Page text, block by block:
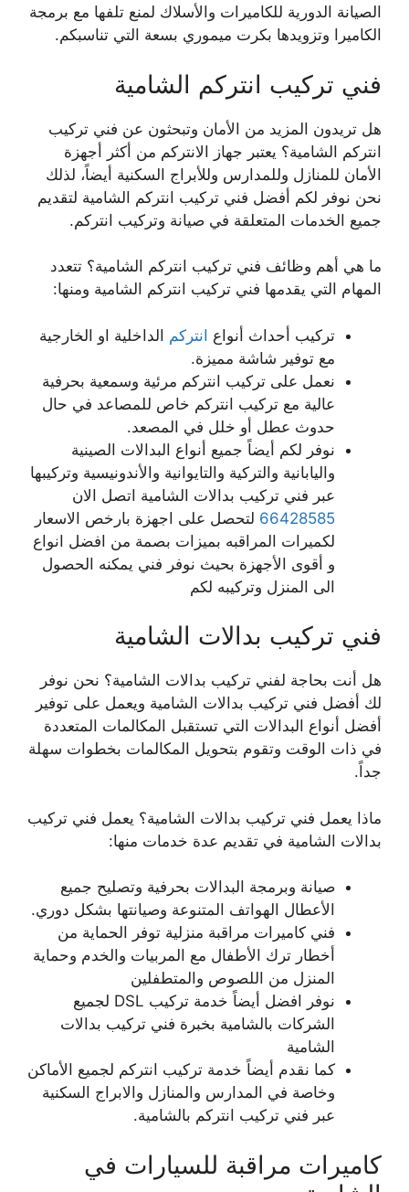
الصيانة الدورية للكاميرات والأسلاك لمنع تلفها مع برمجة
الكاميرا وتزويدها بكرت ميموري بسعة التي تناسبكم.
فني تركيب انتركم الشامية
هل تريدون المزيد من الأمان وتبحثون عن فني تركيب
انتركم الشامية؟ يعتبر جهاز الانتركم من أكثر أجهزة
الأمان للمنازل وللمدارس وللأبراج السكنية أيضاً، لذلك
نحن نوفر لكم أفضل فني تركيب انتركم الشامية لتقديم
جميع الخدمات المتعلقة في صيانة وتركيب انتركم.
ما هي أهم وظائف فني تركيب انتركم الشامية؟ تتعدد
المهام التي يقدمها فني تركيب انتركم الشامية ومنها:
تركيب أحداث أنواع انتركم الداخلية او الخارجية
مع توفير شاشة مميزة.
نعمل على تركيب انتركم مرئية وسمعية بحرفية
عالية مع تركيب انتركم خاص للمصاعد في حال
حدوث عطل أو خلل في المصعد.
نوفر لكم أيضاً جميع أنواع البدالات الصينية
واليابانية والتركية والتايوانية والأندونيسية وتركيبها
عبر فني تركيب بدالات الشامية اتصل الان
66428585 لتحصل على اجهزة بارخص الاسعار
لكميرات المراقبه بميزات بصمة من افضل انواع
و أقوى الأجهزة بحيث نوفر فني يمكنه الحصول
الى المنزل وتركيبه لكم
فني تركيب بدالات الشامية
هل أنت بحاجة لفني تركيب بدالات الشامية؟ نحن نوفر
لك أفضل فني تركيب بدالات الشامية ويعمل على توفير
أفضل أنواع البدالات التي تستقبل المكالمات المتعددة
في ذات الوقت وتقوم بتحويل المكالمات بخطوات سهلة
جداً.
ماذا يعمل فني تركيب بدالات الشامية؟ يعمل فني تركيب
بدالات الشامية في تقديم عدة خدمات منها:
صيانة وبرمجة البدالات بحرفية وتصليح جميع
الأعطال الهواتف المتنوعة وصيانتها بشكل دوري.
فني كاميرات مراقبة منزلية توفر الحماية من
أخطار ترك الأطفال مع المربيات والخدم وحماية
المنزل من اللصوص والمتطفلين
نوفر افضل أيضاً خدمة تركيب DSL لجميع
الشركات بالشامية بخبرة فني تركيب بدالات
الشامية
كما نقدم أيضاً خدمة تركيب انتركم لجميع الأماكن
وخاصة في المدارس والمنازل والابراج السكنية
عبر فني تركيب انتركم بالشامية.
كاميرات مراقبة للسيارات في